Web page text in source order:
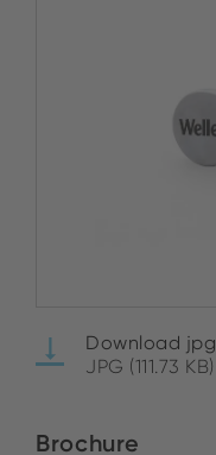
Download jpg
JPG (111.73 KB)
Brochure